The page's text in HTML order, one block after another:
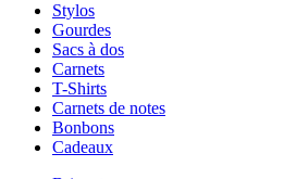
Stylos
Gourdes
Sacs à dos
Carnets
T-Shirts
Carnets de notes
Bonbons
Cadeaux